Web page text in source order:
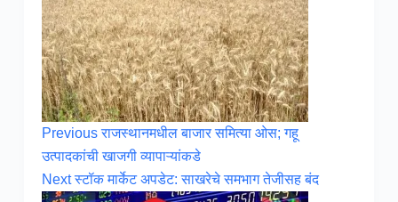
Previousराजस्थानमधील बाजार समित्या ओस; गहू
उत्पादकांची खाजगी व्यापाऱ्यांकडे
Nextस्टॉक मार्केट अपडेट: साखरेचे समभाग तेजीसह बंद